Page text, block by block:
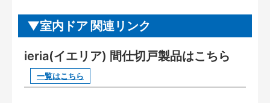
室内ドア 関連リンク
ieria(イエリア) 間仕切戸製品はこちら
一覧はこちら